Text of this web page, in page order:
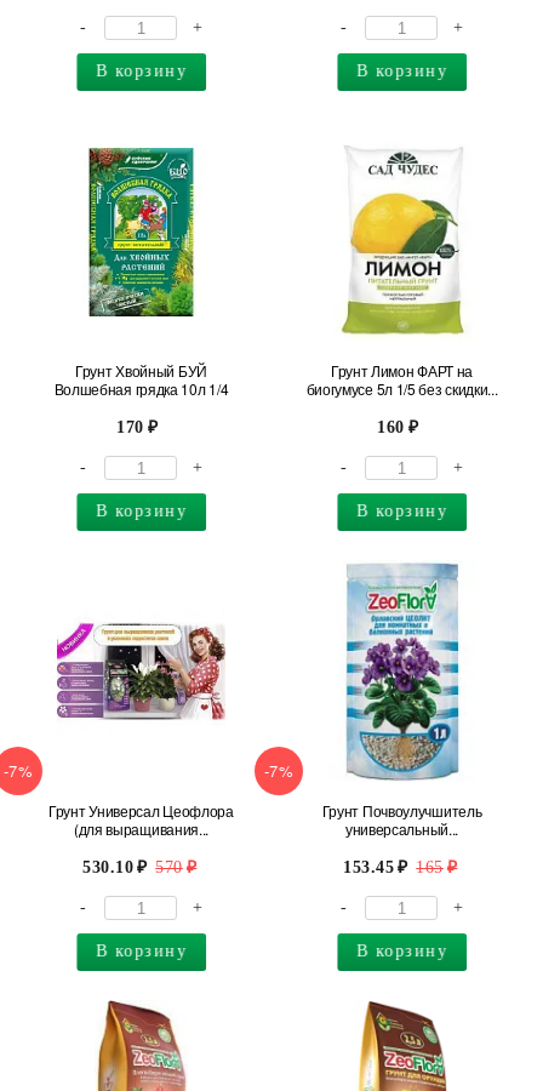
- +
В корзину
- +
В корзину
Грунт Хвойный БУЙ
Волшебная грядка 10л 1/4
170
- +
В корзину
Грунт Лимон ФАРТ на
биогумусе 5л 1/5 без скидки...
160
- +
В корзину
-7%
Грунт Универсал Цеофлора
(для выращивания...
530.10 570
- +
В корзину
-7%
Грунт Почвоулучшитель
универсальный...
153.45 165
- +
В корзину